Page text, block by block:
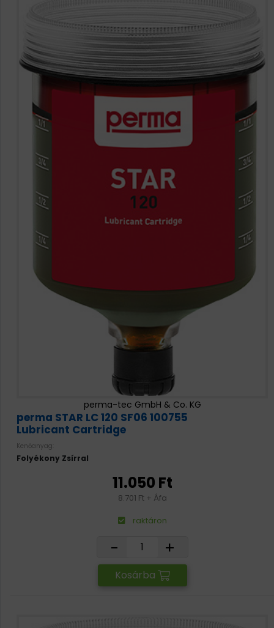
perma-tec GmbH & Co. KG
perma STAR LC 120 SF06 100755
Lubricant Cartridge
Kenőanyag:
Folyékony Zsírral
11.050 Ft
8.701 Ft + Áfa
raktáron
- +
Kosárba